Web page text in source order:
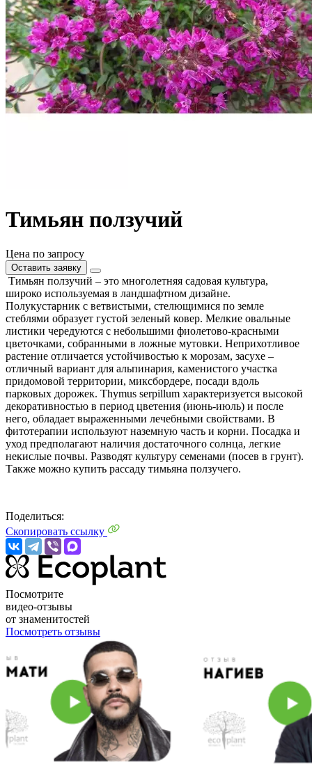
Тимьян ползучий
Цена по запросу
Оставить заявку
Тимьян ползучий – это многолетняя садовая культура,
широко используемая в ландшафтном дизайне.
Полукустарник с ветвистыми, стелющимися по земле
стеблями образует густой зеленый ковер. Мелкие овальные
листики чередуются с небольшими фиолетово-красными
цветочками, собранными в ложные мутовки. Неприхотливое
растение отличается устойчивостью к морозам, засухе –
отличный вариант для альпинария, каменистого участка
придомовой территории, миксбордере, посади вдоль
парковых дорожек. Thymus serpillum характеризуется высокой
декоративностью в период цветения (июнь-июль) и после
него, обладает выраженными лечебными свойствами. В
фитотерапии используют наземную часть и корни. Посадка и
уход предполагают наличия достаточного солнца, легкие
некислые почвы. Разводят культуру семенами (посев в грунт).
Также можно купить рассаду тимьяна ползучего.
Поделиться:
Скопировать ссылку
Посмотрите
видео-отзывы
от знаменитостей
Посмотреть отзывы